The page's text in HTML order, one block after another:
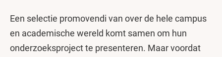
Een selectie promovendi van over de hele campus
en academische wereld komt samen om hun
onderzoeksproject te presenteren. Maar voordat